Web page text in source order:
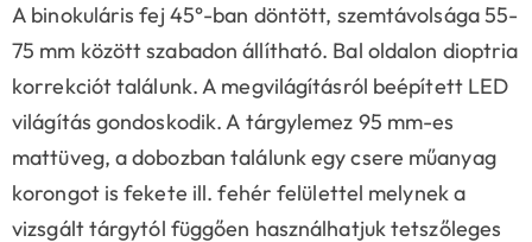
A binokuláris fej 45°-ban döntött, szemtávolsága 55-
75 mm között szabadon állítható. Bal oldalon dioptria
korrekciót találunk. A megvilágításról beépített LED
világítás gondoskodik. A tárgylemez 95 mm-es
mattüveg, a dobozban találunk egy csere műanyag
korongot is fekete ill. fehér felülettel melynek a
vizsgált tárgytól függően használhatjuk tetszőleges